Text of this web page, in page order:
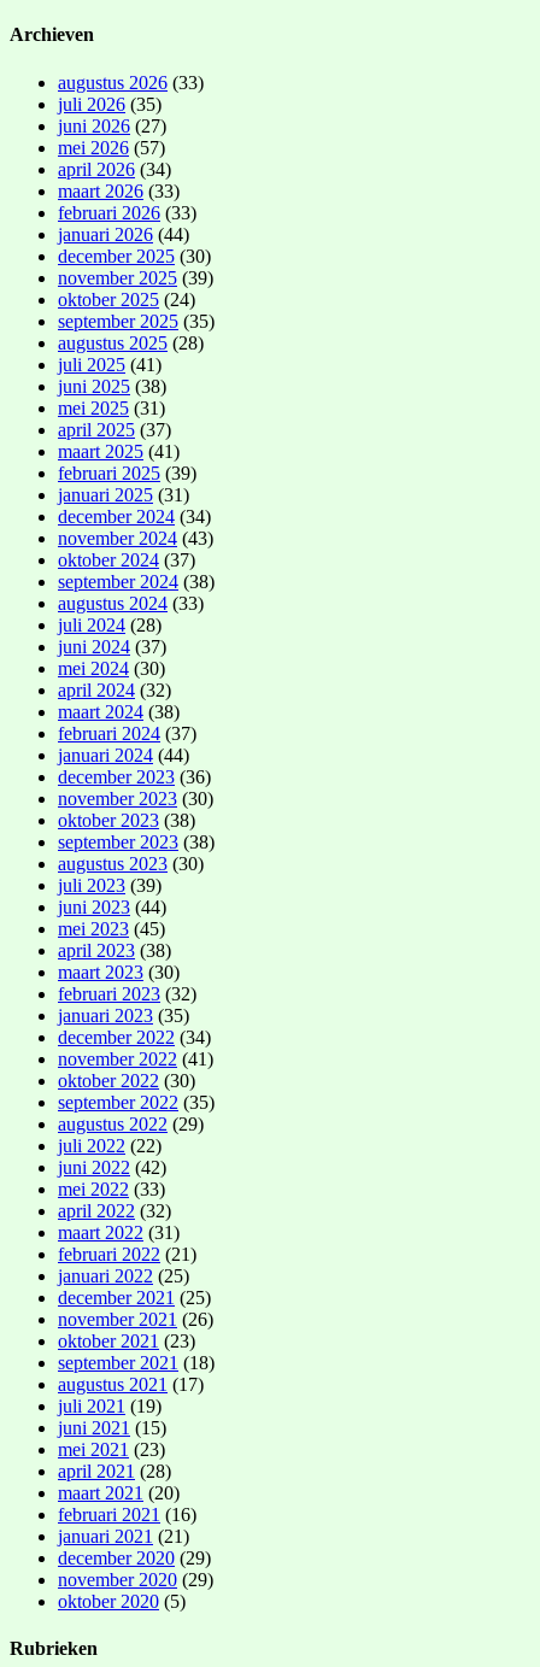
Archieven
augustus 2026 (33)
juli 2026 (35)
juni 2026 (27)
mei 2026 (57)
april 2026 (34)
maart 2026 (33)
februari 2026 (33)
januari 2026 (44)
december 2025 (30)
november 2025 (39)
oktober 2025 (24)
september 2025 (35)
augustus 2025 (28)
juli 2025 (41)
juni 2025 (38)
mei 2025 (31)
april 2025 (37)
maart 2025 (41)
februari 2025 (39)
januari 2025 (31)
december 2024 (34)
november 2024 (43)
oktober 2024 (37)
september 2024 (38)
augustus 2024 (33)
juli 2024 (28)
juni 2024 (37)
mei 2024 (30)
april 2024 (32)
maart 2024 (38)
februari 2024 (37)
januari 2024 (44)
december 2023 (36)
november 2023 (30)
oktober 2023 (38)
september 2023 (38)
augustus 2023 (30)
juli 2023 (39)
juni 2023 (44)
mei 2023 (45)
april 2023 (38)
maart 2023 (30)
februari 2023 (32)
januari 2023 (35)
december 2022 (34)
november 2022 (41)
oktober 2022 (30)
september 2022 (35)
augustus 2022 (29)
juli 2022 (22)
juni 2022 (42)
mei 2022 (33)
april 2022 (32)
maart 2022 (31)
februari 2022 (21)
januari 2022 (25)
december 2021 (25)
november 2021 (26)
oktober 2021 (23)
september 2021 (18)
augustus 2021 (17)
juli 2021 (19)
juni 2021 (15)
mei 2021 (23)
april 2021 (28)
maart 2021 (20)
februari 2021 (16)
januari 2021 (21)
december 2020 (29)
november 2020 (29)
oktober 2020 (5)
Rubrieken